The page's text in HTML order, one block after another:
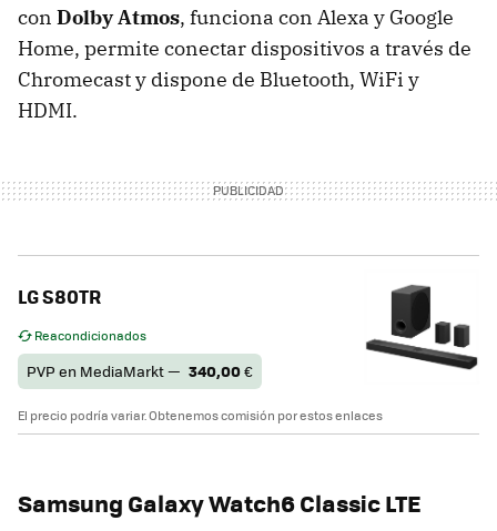
con Dolby Atmos, funciona con Alexa y Google
Home, permite conectar dispositivos a través de
Chromecast y dispone de Bluetooth, WiFi y
HDMI.
LG S80TR
Reacondicionados
PVP en MediaMarkt — 340,00€
El precio podría variar. Obtenemos comisión por estos enlaces
Samsung Galaxy Watch6 Classic LTE